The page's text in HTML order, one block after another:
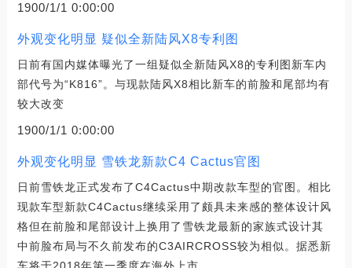
1900/1/1 0:00:00
外观变化明显 疑似全新陆风X8专利图
日前有国内媒体曝光了一组疑似全新陆风X8的专利图新车内
部代号为“K816”。与现款陆风X8相比新车的前脸和尾部均有
较大改变
1900/1/1 0:00:00
外观变化明显 雪铁龙新款C4 Cactus官图
日前雪铁龙正式发布了C4Cactus中期改款车型的官图。相比
现款车型新款C4Cactus继续采用了颇具未来感的整体设计风
格但在前脸和尾部设计上换用了雪铁龙最新的家族式设计其
中前脸布局与不久前发布的C3AIRCROSS较为相似。据悉新